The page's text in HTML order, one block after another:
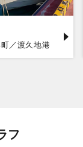
／渡久地港
フ